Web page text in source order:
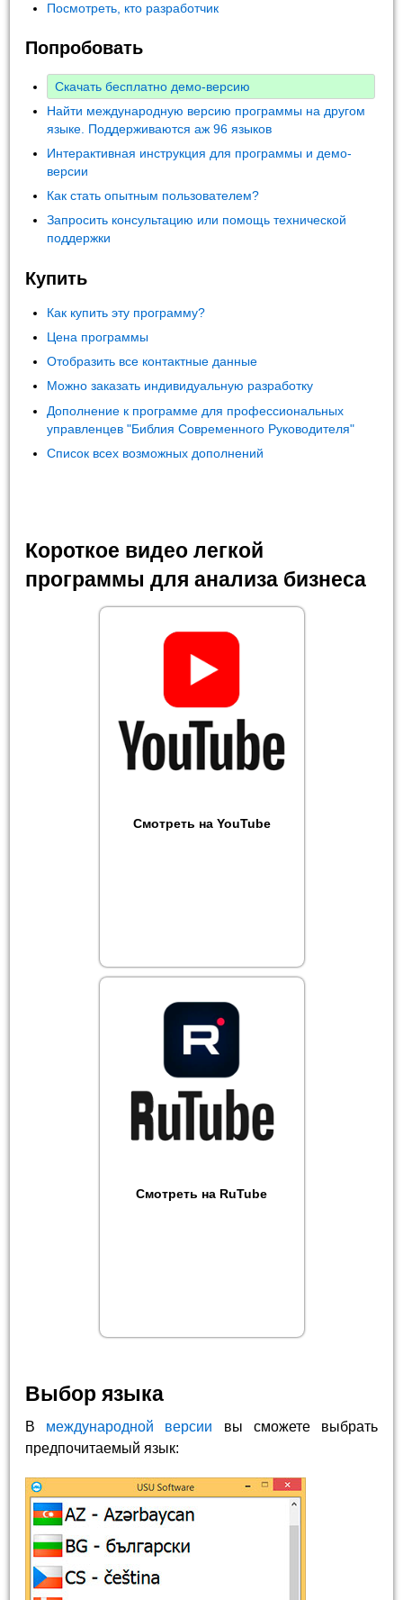
Посмотреть, кто разработчик
Попробовать
Скачать бесплатно демо-версию
Найти международную версию программы на другом
языке. Поддерживаются аж 96 языков
Интерактивная инструкция для программы и демо-
версии
Как стать опытным пользователем?
Запросить консультацию или помощь технической
поддержки
Купить
Как купить эту программу?
Цена программы
Отобразить все контактные данные
Можно заказать индивидуальную разработку
Дополнение к программе для профессиональных
управленцев "Библия Современного Руководителя"
Список всех возможных дополнений
Короткое видео легкой
программы для анализа бизнеса
Смотреть на YouTube
Смотреть на RuTube
Выбор языка
В международной версии вы сможете выбрать
предпочитаемый язык: